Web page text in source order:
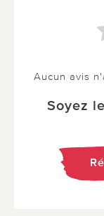
Aucun avis
Soyez